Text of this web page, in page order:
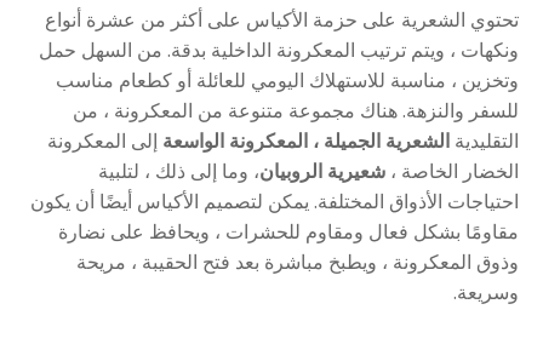
تحتوي الشعرية على حزمة الأكياس على أكثر من عشرة أنواع
ونكهات ، ويتم ترتيب المعكرونة الداخلية بدقة. من السهل حمل
وتخزين ، مناسبة للاستهلاك اليومي للعائلة أو كطعام مناسب
للسفر والنزهة. هناك مجموعة متنوعة من المعكرونة ، من
التقليدية الشعرية الجميلة ، المعكرونة الواسعة إلى المعكرونة
الخضار الخاصة ، شعيرية الروبيان، وما إلى ذلك ، لتلبية
احتياجات الأذواق المختلفة. يمكن لتصميم الأكياس أيضًا أن يكون
مقاومًا بشكل فعال ومقاوم للحشرات ، ويحافظ على نضارة
وذوق المعكرونة ، ويطبخ مباشرة بعد فتح الحقيبة ، مريحة
وسريعة.